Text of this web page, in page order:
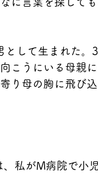
して生まれた。
こうにいる母親
り母の胸に飛び
私がM病院で小